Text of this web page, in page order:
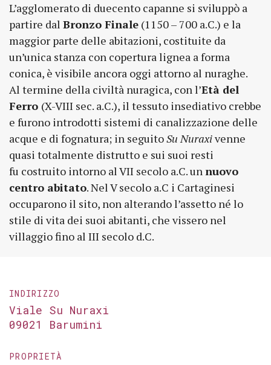
L’agglomerato di duecento capanne si sviluppò a
partire dal Bronzo Finale (1150 – 700 a.C.) e la
maggior parte delle abitazioni, costituite da
un’unica stanza con copertura lignea a forma
conica, è visibile ancora oggi attorno al nuraghe.
Al termine della civiltà nuragica, con l’Età del
Ferro (X-VIII sec. a.C.), il tessuto insediativo crebbe
e furono introdotti sistemi di canalizzazione delle
acque e di fognatura; in seguitoSu Nuraxivenne
quasi totalmente distrutto e sui suoi resti
fu costruito intorno al VII secolo a.C. unnuovo
centro abitato. Nel V secolo a.C i Cartaginesi
occuparono il sito, non alterando l’assetto né lo
stile di vita dei suoi abitanti, che vissero nel
villaggio fino al III secolo d.C.
INDIRIZZO
Viale Su Nuraxi
09021 Barumini
PROPRIETÀ